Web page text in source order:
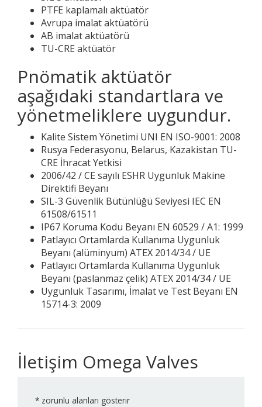
PTFE kaplamalı aktüatör
Avrupa imalat aktüatörü
AB imalat aktüatörü
TU-CRE aktüatör
Pnömatik aktüatör
aşağıdaki standartlara ve
yönetmeliklere uygundur.
Kalite Sistem Yönetimi UNI EN ISO-9001: 2008
Rusya Federasyonu, Belarus, Kazakistan TU-
CRE İhracat Yetkisi
2006/42 / CE sayılı ESHR Uygunluk Makine
Direktifi Beyanı
SIL-3 Güvenlik Bütünlüğü Seviyesi IEC EN
61508/61511
IP67 Koruma Kodu Beyanı EN 60529 / A1: 1999
Patlayıcı Ortamlarda Kullanıma Uygunluk
Beyanı (alüminyum) ATEX 2014/34 / UE
Patlayıcı Ortamlarda Kullanıma Uygunluk
Beyanı (paslanmaz çelik) ATEX 2014/34 / UE
Uygunluk Tasarımı, İmalat ve Test Beyanı EN
15714-3: 2009
İletişim Omega Valves
* zorunlu alanları gösterir